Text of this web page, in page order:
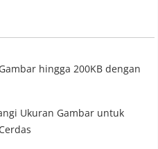
hingga 200KB dengan
Ukuran Gambar untuk